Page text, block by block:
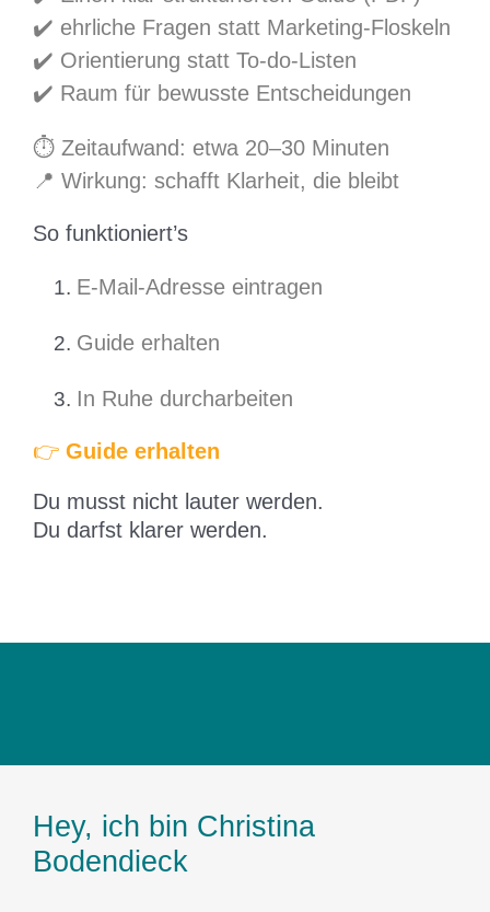
✔️ ehrliche Fragen statt Marketing-Floskeln
✔️ Orientierung statt To-do-Listen
✔️ Raum für bewusste Entscheidungen
⏱️ Zeitaufwand: etwa 20–30 Minuten
📍 Wirkung: schafft Klarheit, die bleibt
So funktioniert’s
E-Mail-Adresse eintragen
Guide erhalten
In Ruhe durcharbeiten
👉 Guide erhalten
Du musst nicht lauter werden.
Du darfst klarer werden.
Hey, ich bin Christina
Bodendieck